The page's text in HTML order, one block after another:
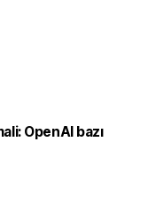
OpenAI bazı